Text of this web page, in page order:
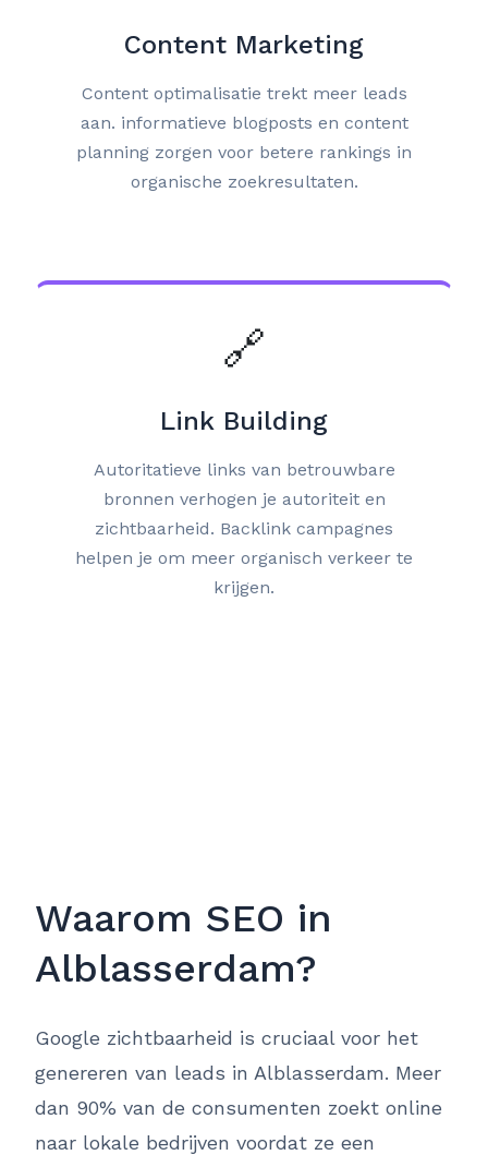
Content Marketing
Content optimalisatie trekt meer leads
aan. informatieve blogposts en content
planning zorgen voor betere rankings in
organische zoekresultaten.
🔗
Link Building
Autoritatieve links van betrouwbare
bronnen verhogen je autoriteit en
zichtbaarheid. Backlink campagnes
helpen je om meer organisch verkeer te
krijgen.
Waarom SEO in
Alblasserdam?
Google zichtbaarheid is cruciaal voor het
genereren van leads in Alblasserdam. Meer
dan 90% van de consumenten zoekt online
naar lokale bedrijven voordat ze een